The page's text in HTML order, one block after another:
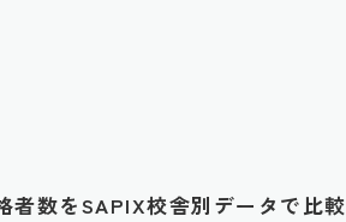
者数をSAPIX校舎別データで比較